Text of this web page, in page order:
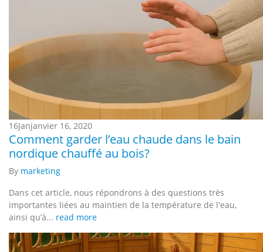
16Janjanvier 16, 2020
Comment garder l’eau chaude dans le bain
nordique chauffé au bois?
By marketing
Dans cet article, nous répondrons à des questions très
importantes liées au maintien de la température de l'eau,
ainsi qu’à... read more